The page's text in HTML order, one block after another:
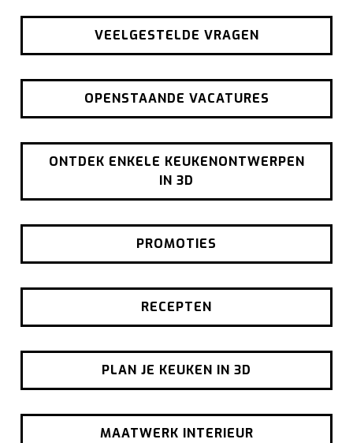
VEELGESTELDE VRAGEN
OPENSTAANDE VACATURES
ONTDEK ENKELE KEUKENONTWERPEN
IN 3D
PROMOTIES
RECEPTEN
PLAN JE KEUKEN IN 3D
MAATWERK INTERIEUR